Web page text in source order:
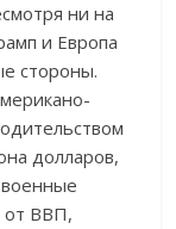
ни на
и Европа
стороны.
долларов,
от ВВП,